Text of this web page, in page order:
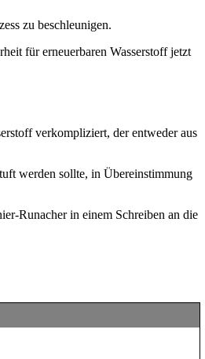
zu beschleunigen.
für erneuerbaren Wasserstoff jetzt
verkompliziert, der entweder aus
werden sollte, in Übereinstimmung
Runacher in einem Schreiben an die